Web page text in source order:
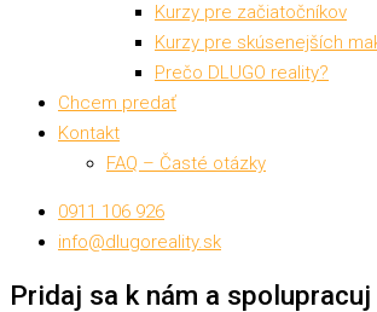
Kurzy pre začiatočníkov
Kurzy pre skúsenejších
Prečo DLUGO reality?
Chcem predať
Kontakt
FAQ – Časté otázky
0911 106 926
info@dlugoreality.sk
Pridaj sa k nám a